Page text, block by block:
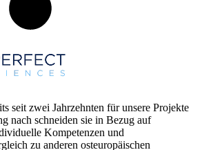
seit zwei Jahrzehnten für unsere Projekte
nach schneiden sie in Bezug auf
Kompetenzen und
zu anderen osteuropäischen